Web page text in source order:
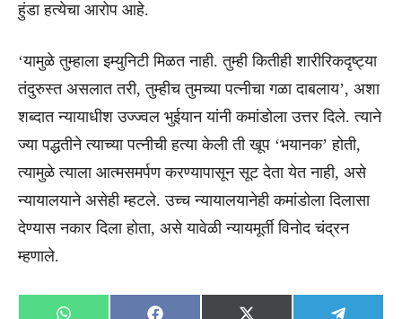
हुंडा हत्येचा आरोप आहे.
‘यामुळे तुम्हाला इम्युनिटी मिळत नाही. तुम्ही कितीही शारीरिकदृष्ट्या
तंदुरुस्त असलात तरी, तुम्हीच तुमच्या पत्नीचा गळा दाबलाय’, अशा
शब्दात न्यायाधीश उज्ज्वल भुईयान यांनी कमांडोला उत्तर दिले. त्याने
ज्या पद्धतीने त्याच्या पत्नीची हत्या केली ती खूप ‘भयानक’ होती,
त्यामुळे त्याला आत्मसमर्पण करण्यापासून सूट देता येत नाही, असे
न्यायालयाने असेही म्हटले. उच्च न्यायालयानेही कमांडोला दिलासा
देण्यास नकार दिला होता, असे यावेळी न्यायमूर्ती विनोद चंद्रन
म्हणाले.